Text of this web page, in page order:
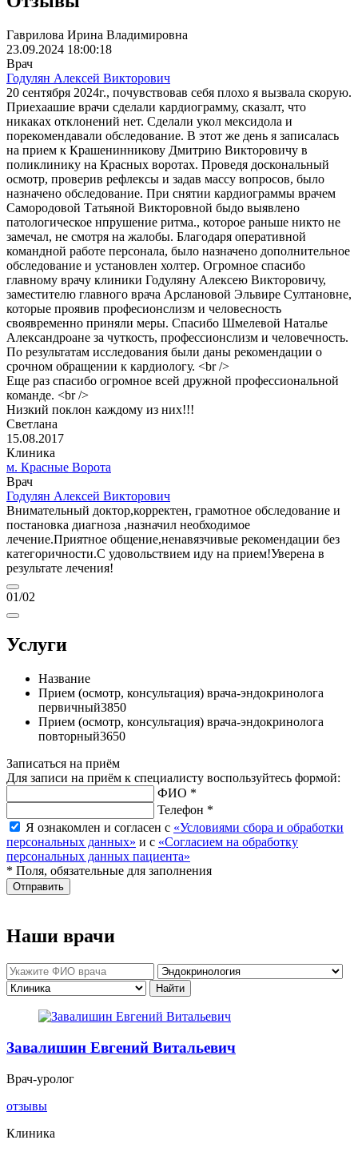
Гаврилова Ирина Владимировна
23.09.2024 18:00:18
Врач
Годулян Алексей Викторович
20 сентября 2024г., почувствовав себя плохо я вызвала скорую.
Приехаашие врачи сделали кардиограмму, сказалт, что
никаках отклонений нет. Сделали укол мексидола и
порекомендавали обследование. В этот же день я записалась
на прием к Крашенинникову Дмитрию Викторовичу в
поликлинику на Красных воротах. Проведя доскональный
осмотр, проверив рефлексы и задав массу вопросов, было
назначено обследование. При снятии кардиограммы врачем
Самородовой Татьяной Викторовной быдо выявлено
патологическое нпрушение ритма., которое раньше никто не
замечал, не смотря на жалобы. Благодаря оперативной
командной работе персонала, было назначено дополнительное
обследование и установлен холтер. Огромное спасибо
главному врачу клиники Годуляну Алексею Викторовичу,
заместителю главного врача Арслановой Эльвире Султановне,
которые проявив професионслизм и человесность
своявременно приняли меры. Спасибо Шмелевой Наталье
Александроане за чуткость, профессионслизм и человечность.
По результатам исследования были даны рекомендации о
срочном обращении к кардиологу. <br />
Еще раз спасибо огромное всей дружной профессиональной
команде. <br />
Низкий поклон каждому из них!!!
Светлана
15.08.2017
Клиника
м. Красные Ворота
Врач
Годулян Алексей Викторович
Внимательный доктор,корректен, грамотное обследование и
постановка диагноза ,назначил необходимое
лечение.Приятное общение,ненавязчивые рекомендации без
категоричности.С удовольствием иду на прием!Уверена в
результате лечения!
01/02
Услуги
Название
Прием (осмотр, консультация) врача-эндокринолога
первичный3850
Прием (осмотр, консультация) врача-эндокринолога
повторный3650
Записаться на приём
Для записи на приём к специалисту воспользуйтесь формой:
ФИО *
Телефон *
Я ознакомлен и согласен с «Условиями сбора и обработки
персональных данных» и с «Согласием на обработку
персональных данных пациента»
* Поля, обязательные для заполнения
Отправить
Наши врачи
Завалишин Евгений Витальевич
Врач-уролог
отзывы
Клиника